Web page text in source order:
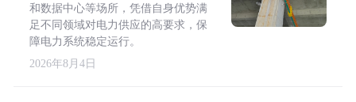
和数据中心等场所，凭借自身优势满
足不同领域对电力供应的高要求，保
障电力系统稳定运行。
2026年8月4日